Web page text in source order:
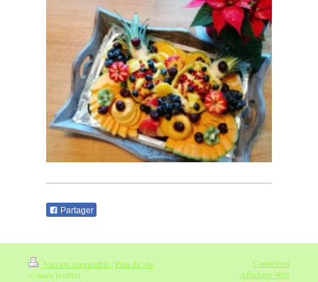
Partager
Version imprimable |Plan du site
© laura brulfert
Connexion
Affichage Web